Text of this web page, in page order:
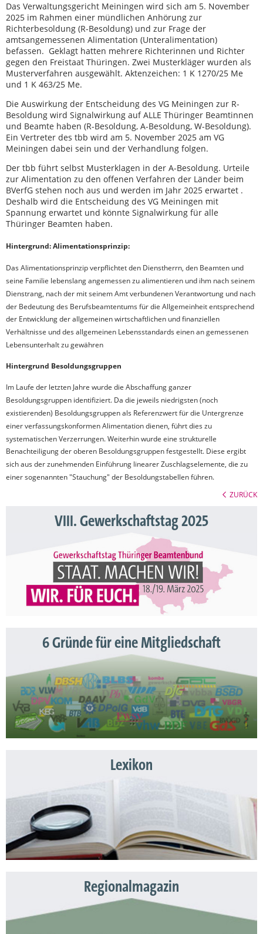
Das Verwaltungsgericht Meiningen wird sich am 5. November
2025 im Rahmen einer mündlichen Anhörung zur
Richterbesoldung (R-Besoldung) und zur Frage der
amtsangemessenen Alimentation (Unteralimentation)
befassen. Geklagt hatten mehrere Richterinnen und Richter
gegen den Freistaat Thüringen. Zwei Musterkläger wurden als
Musterverfahren ausgewählt. Aktenzeichen: 1 K 1270/25 Me
und 1 K 463/25 Me.
Die Auswirkung der Entscheidung des VG Meiningen zur R-
Besoldung wird Signalwirkung auf ALLE Thüringer Beamtinnen
und Beamte haben (R-Besoldung, A-Besoldung, W-Besoldung).
Ein Vertreter des tbb wird am 5. November 2025 am VG
Meiningen dabei sein und der Verhandlung folgen.
Der tbb führt selbst Musterklagen in der A-Besoldung. Urteile
zur Alimentation zu den offenen Verfahren der Länder beim
BVerfG stehen noch aus und werden im Jahr 2025 erwartet .
Deshalb wird die Entscheidung des VG Meiningen mit
Spannung erwartet und könnte Signalwirkung für alle
Thüringer Beamten haben.
Hintergrund: Alimentationsprinzip:
Das Alimentationsprinzip verpflichtet den Dienstherrn, den Beamten und
seine Familie lebenslang angemessen zu alimentieren und ihm nach seinem
Dienstrang, nach der mit seinem Amt verbundenen Verantwortung und nach
der Bedeutung des Berufsbeamtentums für die Allgemeinheit entsprechend
der Entwicklung der allgemeinen wirtschaftlichen und finanziellen
Verhältnisse und des allgemeinen Lebensstandards einen an gemessenen
Lebensunterhalt zu gewähren
Hintergrund Besoldungsgruppen
Im Laufe der letzten Jahre wurde die Abschaffung ganzer
Besoldungsgruppen identifiziert. Da die jeweils niedrigsten (noch
existierenden) Besoldungsgruppen als Referenzwert für die Untergrenze
einer verfassungskonformen Alimentation dienen, führt dies zu
systematischen Verzerrungen. Weiterhin wurde eine strukturelle
Benachteiligung der oberen Besoldungsgruppen festgestellt. Diese ergibt
sich aus der zunehmenden Einführung linearer Zuschlagselemente, die zu
einer sogenannten "Stauchung" der Besoldungstabellen führen.
ZURÜCK
VIII. Gewerkschaftstag 2025
6 Gründe für eine Mitgliedschaft
Lexikon
Regionalmagazin